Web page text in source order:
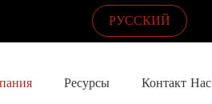
РУССКИЙ
Ресурсы Контакт Нас